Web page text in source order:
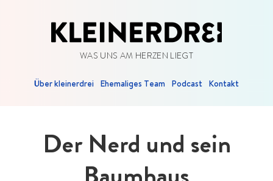
WAS UNS AM HERZEN LIEGT
Über kleinerdrei Ehemaliges Team Podcast Kontakt
Der Nerd und sein